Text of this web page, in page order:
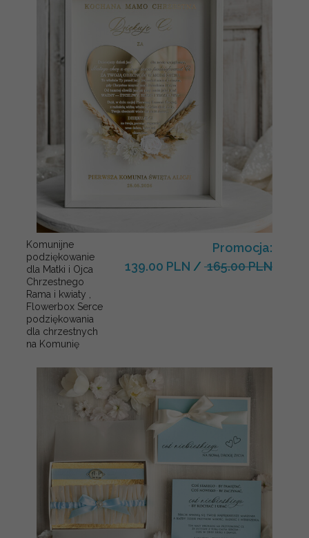
Komunijne
podziękowanie
dla Matki i Ojca
Chrzestnego
Rama i kwiaty ,
Flowerbox Serce
podziękowania
dla chrzestnych
na Komunię
Promocja:
139.00 PLN / 165.00 PLN